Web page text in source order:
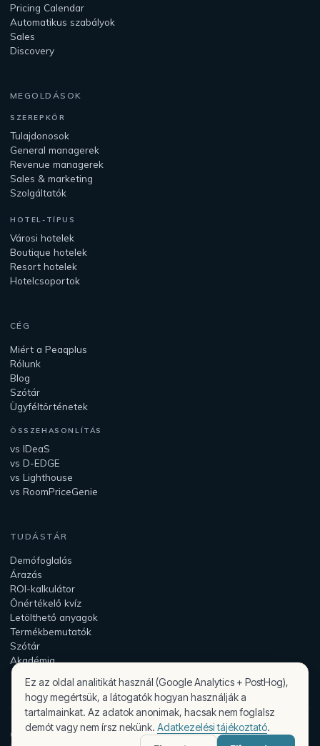
Pricing Calendar
Automatikus szabályok
Sales
Discovery
MEGOLDÁSOK
SZEREPKÖR
Tulajdonosok
General managerek
Revenue managerek
Sales & marketing
Szolgáltatók
HOTEL-TÍPUS
Városi hotelek
Boutique hotelek
Resort hotelek
Hotelcsoportok
CÉG
Miért a Peaqplus
Rólunk
Blog
Szótár
Ügyféltörténetek
ÖSSZEHASONLÍTÁS
vs IDeaS
vs D-EDGE
vs Lighthouse
vs RoomPriceGenie
TUDÁSTÁR
Demófoglalás
Árazás
ROI-kalkulátor
Önértékelő kvíz
Letölthető anyagok
Termékbemutatók
Szótár
Akadémia
© 2026 Peaqplus — az Assist Intelligence Kft. terméke.
Ez az oldal analitikát használ (Google Analytics + PostHog),
hogy megértsük, a látogatók hogyan használják a
tartalmainkat. Az adatok anonimak, hacsak nem foglalsz
demót vagy nem írsz nekünk. Adatkezelési tájékoztató.